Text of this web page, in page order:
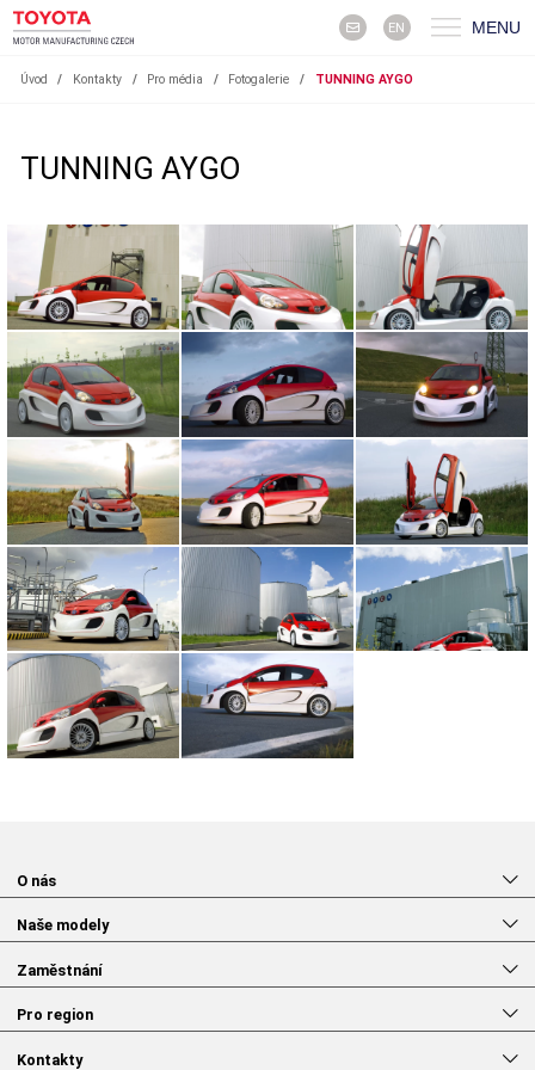
EN MENU
Úvod / Kontakty / Pro média / Fotogalerie / TUNNING AYGO
TUNNING AYGO
O nás
Naše modely
Zaměstnání
Pro region
Kontakty